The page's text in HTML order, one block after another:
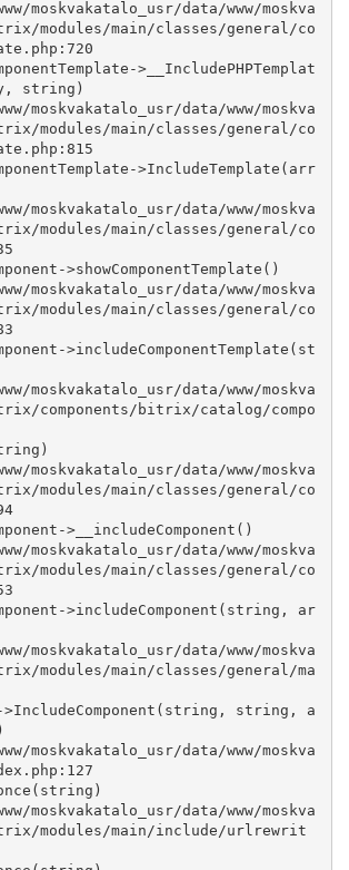
modules/main/classes/general/co
>__IncludePHPTemplat
string)
modules/main/classes/general/co
>IncludeTemplate(arr
modules/main/classes/general/co
>showComponentTemplate()
modules/main/classes/general/co
>includeComponentTemplate(st
components/bitrix/catalog/compo
modules/main/classes/general/co
>__includeComponent()
modules/main/classes/general/co
>includeComponent(string, ar
modules/main/classes/general/ma
>IncludeComponent(string, string, a
modules/main/include/urlrewrit